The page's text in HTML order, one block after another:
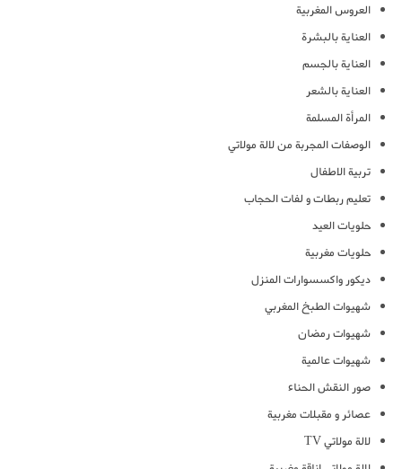
العروس المغربية
العناية بالبشرة
العناية بالجسم
العناية بالشعر
المرأة المسلمة
الوصفات المجربة من لالة مولاتي
تربية الاطفال
تعليم ربطات و لفات الحجاب
حلويات العيد
حلويات مغربية
ديكور واكسسوارات المنزل
شهيوات الطبخ المغربي
شهيوات رمضان
شهيوات عالمية
صور النقش الحناء
عصائر و مقبلات مغربية
لالة مولاتي TV